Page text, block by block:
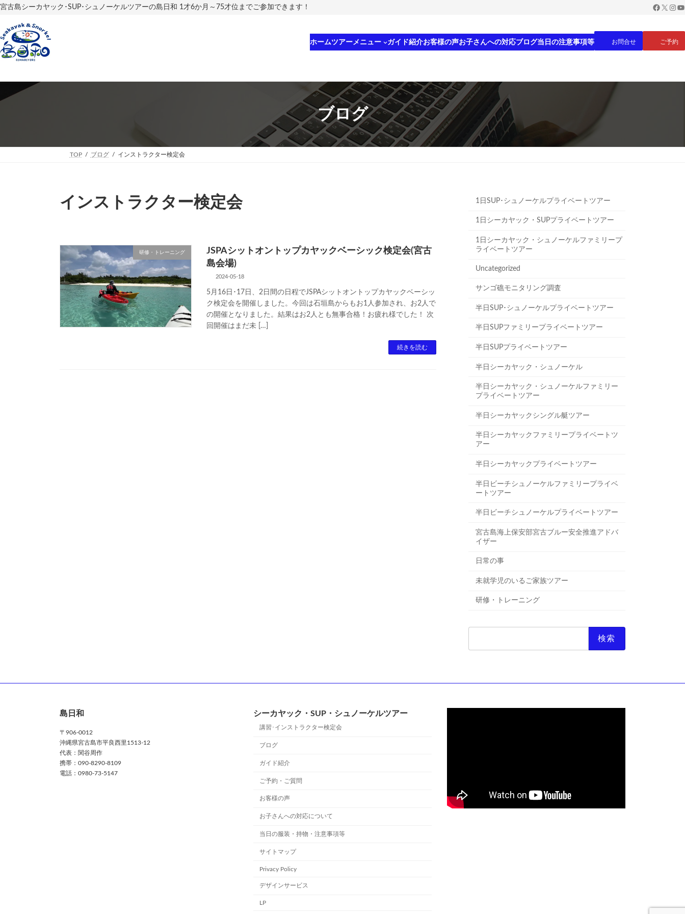
コ
ン
ツ
へ
プ
ナ
ー
シ
ョ
動
宮古島シーカヤック･SUP･シュノーケルツアーの島日和 1才6か月～75才位までご参加できます！ X
ホームツアーメニュー ガイド紹介お客様の声お子さんへの対応ブログ当日の注意事項等 お問合せ ご予約
ブログ
TOP ブログ インストラクター検定会
インストラクター検定会
研修・トレーニング
JSPAシットオントップカヤックベーシック検定会(宮古
島会場)
2024-05-18
5月16日･17日、2日間の日程でJSPAシットオントップカヤックベーシッ
ク検定会を開催しました。今回は石垣島からもお1人参加され、お2人で
の開催となりました。結果はお2人とも無事合格！お疲れ様でした！ 次
回開催はまだ未 […]
続きを読む
1日SUP･シュノーケルプライベートツアー
1日シーカヤック・SUPプライベートツアー
1日シーカヤック・シュノーケルファミリープ
ライベートツアー
Uncategorized
サンゴ礁モニタリング調査
半日SUP･シュノーケルプライベートツアー
半日SUPファミリープライベートツアー
半日SUPプライベートツアー
半日シーカヤック・シュノーケル
半日シーカヤック・シュノーケルファミリー
プライベートツアー
半日シーカヤックシングル艇ツアー
半日シーカヤックファミリープライベートツ
アー
半日シーカヤックプライベートツアー
半日ビーチシュノーケルファミリープライベ
ートツアー
半日ビーチシュノーケルプライベートツアー
宮古島海上保安部宮古ブルー安全推進アドバ
イザー
日常の事
未就学児のいるご家族ツアー
研修・トレーニング
島日和
〒906-0012
沖縄県宮古島市平良西里1513-12
代表：関谷周作
携帯：090-8290-8109
電話：0980-73-5147
シーカヤック・SUP・シュノーケルツアー
講習･インストラクター検定会
ブログ
ガイド紹介
ご予約・ご質問
お客様の声
お子さんへの対応について
当日の服装・持物・注意事項等
サイトマップ
Privacy Policy
デザインサービス
LP